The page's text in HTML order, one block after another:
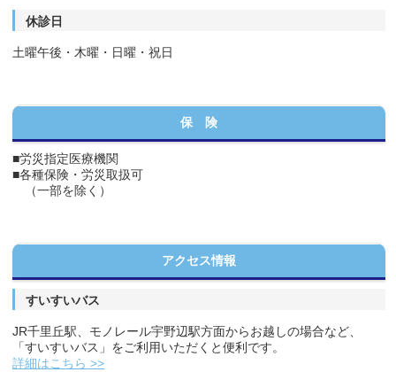
休診日
土曜午後・木曜・日曜・祝日
保 険
■労災指定医療機関
■各種保険・労災取扱可
（一部を除く）
アクセス情報
すいすいバス
JR千里丘駅、モノレール宇野辺駅方面からお越しの場合など、
「すいすいバス」をご利用いただくと便利です。
詳細はこちら >>